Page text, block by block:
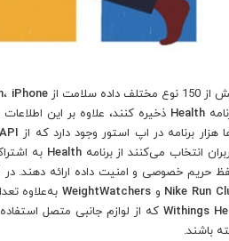
سلامت از ، iPhone
Health ذخیره کنند، علاوه بر این
هزار برنامه در اپ استور وجود دارد که از API
انتخاب می‌کنند از برنامهHealth به
حریم خصوصی و امنیت داده ارائه دهند. در
Nike Run وWeightWatchers به‌علاوه
Withings که از لوازم جانبی متصل
باشند.